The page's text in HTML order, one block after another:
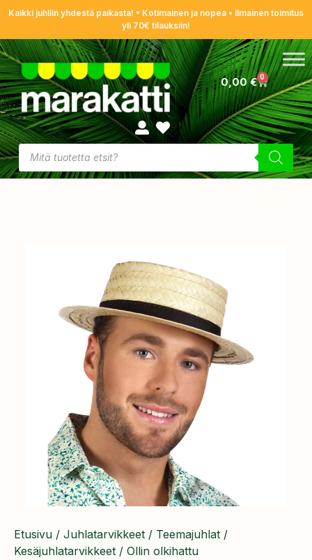
Kaikki juhliin yhdestä paikasta! • Kotimainen ja nopea • Ilmainen toimitus
yli 70€ tilauksiin!
0,00€ 0
Etusivu / Juhlatarvikkeet / Teemajuhlat /
Kesäjuhlatarvikkeet / Ollin olkihattu